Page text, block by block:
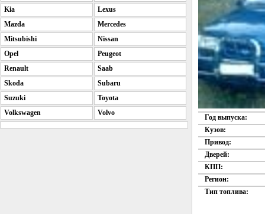
Год выпуска:
Кузов:
Привод:
Дверей:
КПП:
Регион:
Тип топлива:
Kia
Lexus
Mazda
Mercedes
Mitsubishi
Nissan
Opel
Peugeot
Renault
Saab
Skoda
Subaru
Suzuki
Toyota
Volkswagen
Volvo